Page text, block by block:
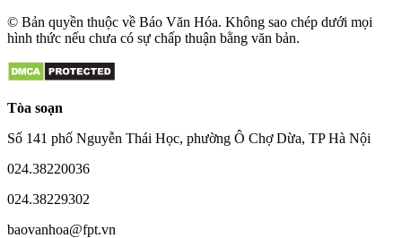
© Bản quyền thuộc về Báo Văn Hóa. Không sao chép dưới mọi
hình thức nếu chưa có sự chấp thuận bằng văn bản.
Tòa soạn
Số 141 phố Nguyễn Thái Học, phường Ô Chợ Dừa, TP Hà Nội
024.38220036
024.38229302
baovanhoa@fpt.vn